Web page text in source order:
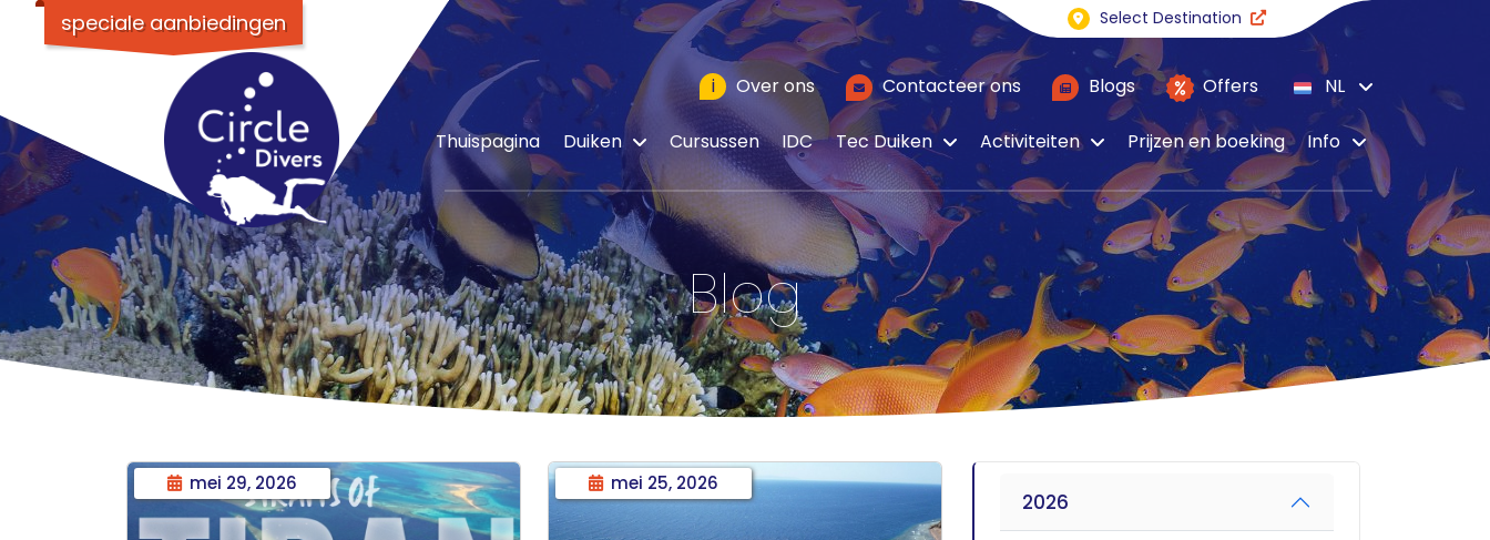
Select Destination
i Over ons Contacteer ons Blogs Offers NL
Thuispagina Duiken Cursussen IDC Tec Duiken Activiteiten Prijzen en boeking Info
Blog
mei 29, 2026 mei 25, 2026
2026
speciale aanbiedingen